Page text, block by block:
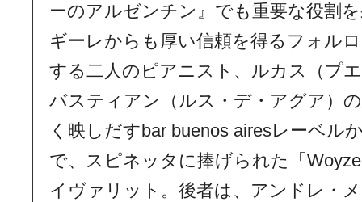
ーのアルゼンチン』でも重要な役割
ギーレからも厚い信頼を得るフォル
する二人のピアニスト、ルカス（プ
バスティアン（ルス・デ・アグア）
く映しだすbar buenos airesレーベル
で、スピネッタに捧げられた「
イヴァリット。後者は、アンドレ・